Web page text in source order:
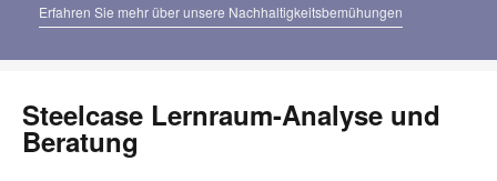
Erfahren Sie mehr über unsere Nachhaltigkeitsbemühungen
Steelcase Lernraum-Analyse und
Beratung